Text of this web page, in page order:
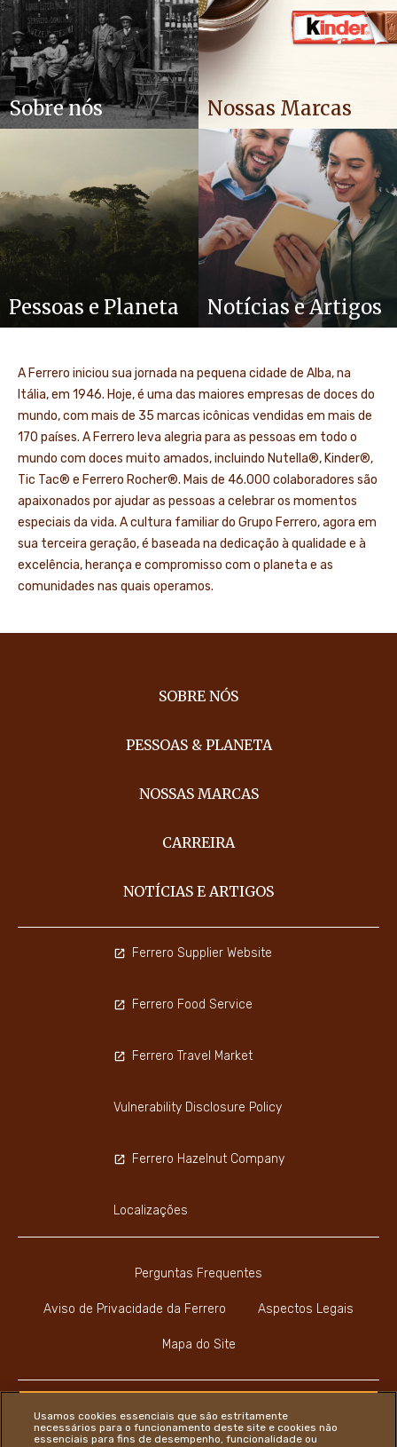
Sobre nós Nossas Marcas
Pessoas e Planeta Notícias e Artigos
A Ferrero iniciou sua jornada na pequena cidade de Alba, na
Itália, em 1946. Hoje, é uma das maiores empresas de doces do
mundo, com mais de 35 marcas icônicas vendidas em mais de
170 países. A Ferrero leva alegria para as pessoas em todo o
mundo com doces muito amados, incluindo Nutella®, Kinder®,
Tic Tac® e Ferrero Rocher®. Mais de 46.000 colaboradores são
apaixonados por ajudar as pessoas a celebrar os momentos
especiais da vida. A cultura familiar do Grupo Ferrero, agora em
sua terceira geração, é baseada na dedicação à qualidade e à
excelência, herança e compromisso com o planeta e as
comunidades nas quais operamos.
SOBRE NÓS
PESSOAS & PLANETA
NOSSAS MARCAS
CARREIRA
NOTÍCIAS E ARTIGOS
Perguntas Frequentes
Aviso de Privacidade da Ferrero Aspectos Legais
Mapa do Site
Ferrero Supplier Website
Ferrero Food Service
Ferrero Travel Market
Vulnerability Disclosure Policy
Ferrero Hazelnut Company
Localizações
Usamos cookies essenciais que são estritamente
necessários para o funcionamento deste site e cookies não
essenciais para fins de desempenho, funcionalidade ou